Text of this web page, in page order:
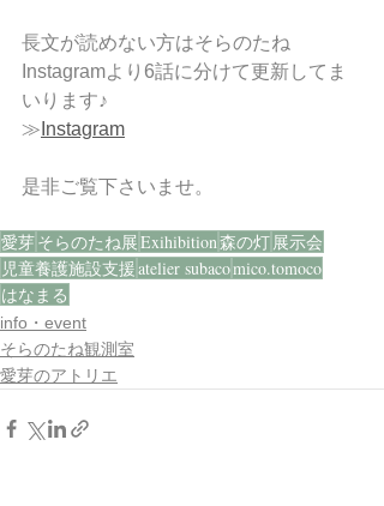
長文が読めない方はそらのたね
Instagramより6話に分けて更新してま
いります♪
≫ Instagram
是非ご覧下さいませ。
愛芽そらのたね展Exihibition森の灯展示会
児童養護施設支援atelier subacomico.tomoco
はなまる
info・event
そらのたね観測室
愛芽のアトリエ